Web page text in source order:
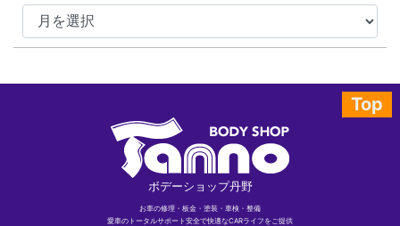
Top
ボデーショップ丹野
お車の修理・板金・塗装・車検・整備
愛車のトータルサポート安全で快適なCARライフをご提供